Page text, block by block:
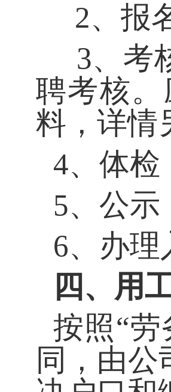
2、报名
3、考
聘考核
料，详情
4、体检
5、公示
6、办理
四、用
按照“
同，由